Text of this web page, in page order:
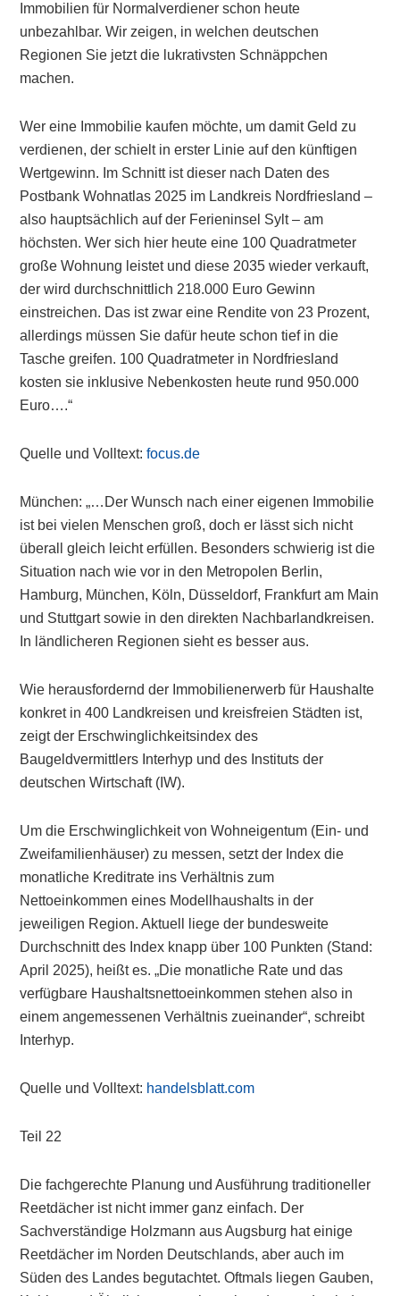
Immobilien für Normalverdiener schon heute
unbezahlbar. Wir zeigen, in welchen deutschen
Regionen Sie jetzt die lukrativsten Schnäppchen
machen.
Wer eine Immobilie kaufen möchte, um damit Geld zu
verdienen, der schielt in erster Linie auf den künftigen
Wertgewinn. Im Schnitt ist dieser nach Daten des
Postbank Wohnatlas 2025 im Landkreis Nordfriesland –
also hauptsächlich auf der Ferieninsel Sylt – am
höchsten. Wer sich hier heute eine 100 Quadratmeter
große Wohnung leistet und diese 2035 wieder verkauft,
der wird durchschnittlich 218.000 Euro Gewinn
einstreichen. Das ist zwar eine Rendite von 23 Prozent,
allerdings müssen Sie dafür heute schon tief in die
Tasche greifen. 100 Quadratmeter in Nordfriesland
kosten sie inklusive Nebenkosten heute rund 950.000
Euro….“
Quelle und Volltext:focus.de
München: „…Der Wunsch nach einer eigenen Immobilie
ist bei vielen Menschen groß, doch er lässt sich nicht
überall gleich leicht erfüllen. Besonders schwierig ist die
Situation nach wie vor in den Metropolen Berlin,
Hamburg, München, Köln, Düsseldorf, Frankfurt am Main
und Stuttgart sowie in den direkten Nachbarlandkreisen.
In ländlicheren Regionen sieht es besser aus.
Wie herausfordernd der Immobilienerwerb für Haushalte
konkret in 400 Landkreisen und kreisfreien Städten ist,
zeigt der Erschwinglichkeitsindex des
Baugeldvermittlers Interhyp und des Instituts der
deutschen Wirtschaft (IW).
Um die Erschwinglichkeit von Wohneigentum (Ein- und
Zweifamilienhäuser) zu messen, setzt der Index die
monatliche Kreditrate ins Verhältnis zum
Nettoeinkommen eines Modellhaushalts in der
jeweiligen Region. Aktuell liege der bundesweite
Durchschnitt des Index knapp über 100 Punkten (Stand:
April 2025), heißt es. „Die monatliche Rate und das
verfügbare Haushaltsnettoeinkommen stehen also in
einem angemessenen Verhältnis zueinander“, schreibt
Interhyp.
Quelle und Volltext: handelsblatt.com
Teil 22
Die fachgerechte Planung und Ausführung traditioneller
Reetdächer ist nicht immer ganz einfach. Der
Sachverständige Holzmann aus Augsburg hat einige
Reetdächer im Norden Deutschlands, aber auch im
Süden des Landes begutachtet. Oftmals liegen Gauben,